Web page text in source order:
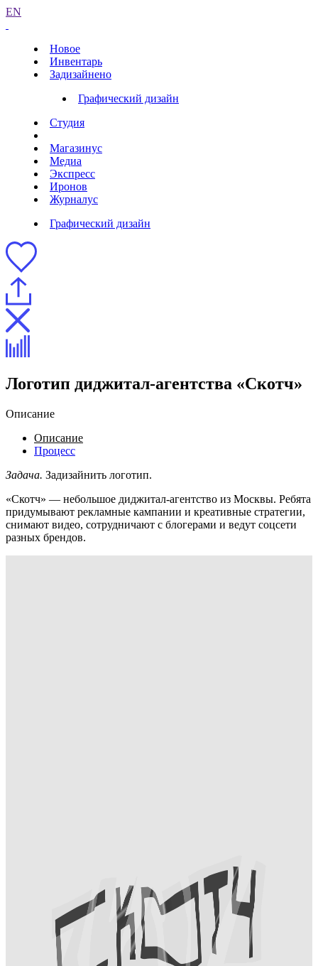
EN
Новое
Инвентарь
Задизайнено
Графический дизайн
Студия
Магазинус
Медиа
Экспресс
Иронов
Журналус
Графический дизайн
Логотип диджитал-агентства «Скотч»
Описание
Описание
Процесс
Задача. Задизайнить логотип.
«Скотч» — небольшое диджитал-агентство из Москвы. Ребята
придумывают рекламные кампании и креативные стратегии,
снимают видео, сотрудничают с блогерами и ведут соцсети
разных брендов.